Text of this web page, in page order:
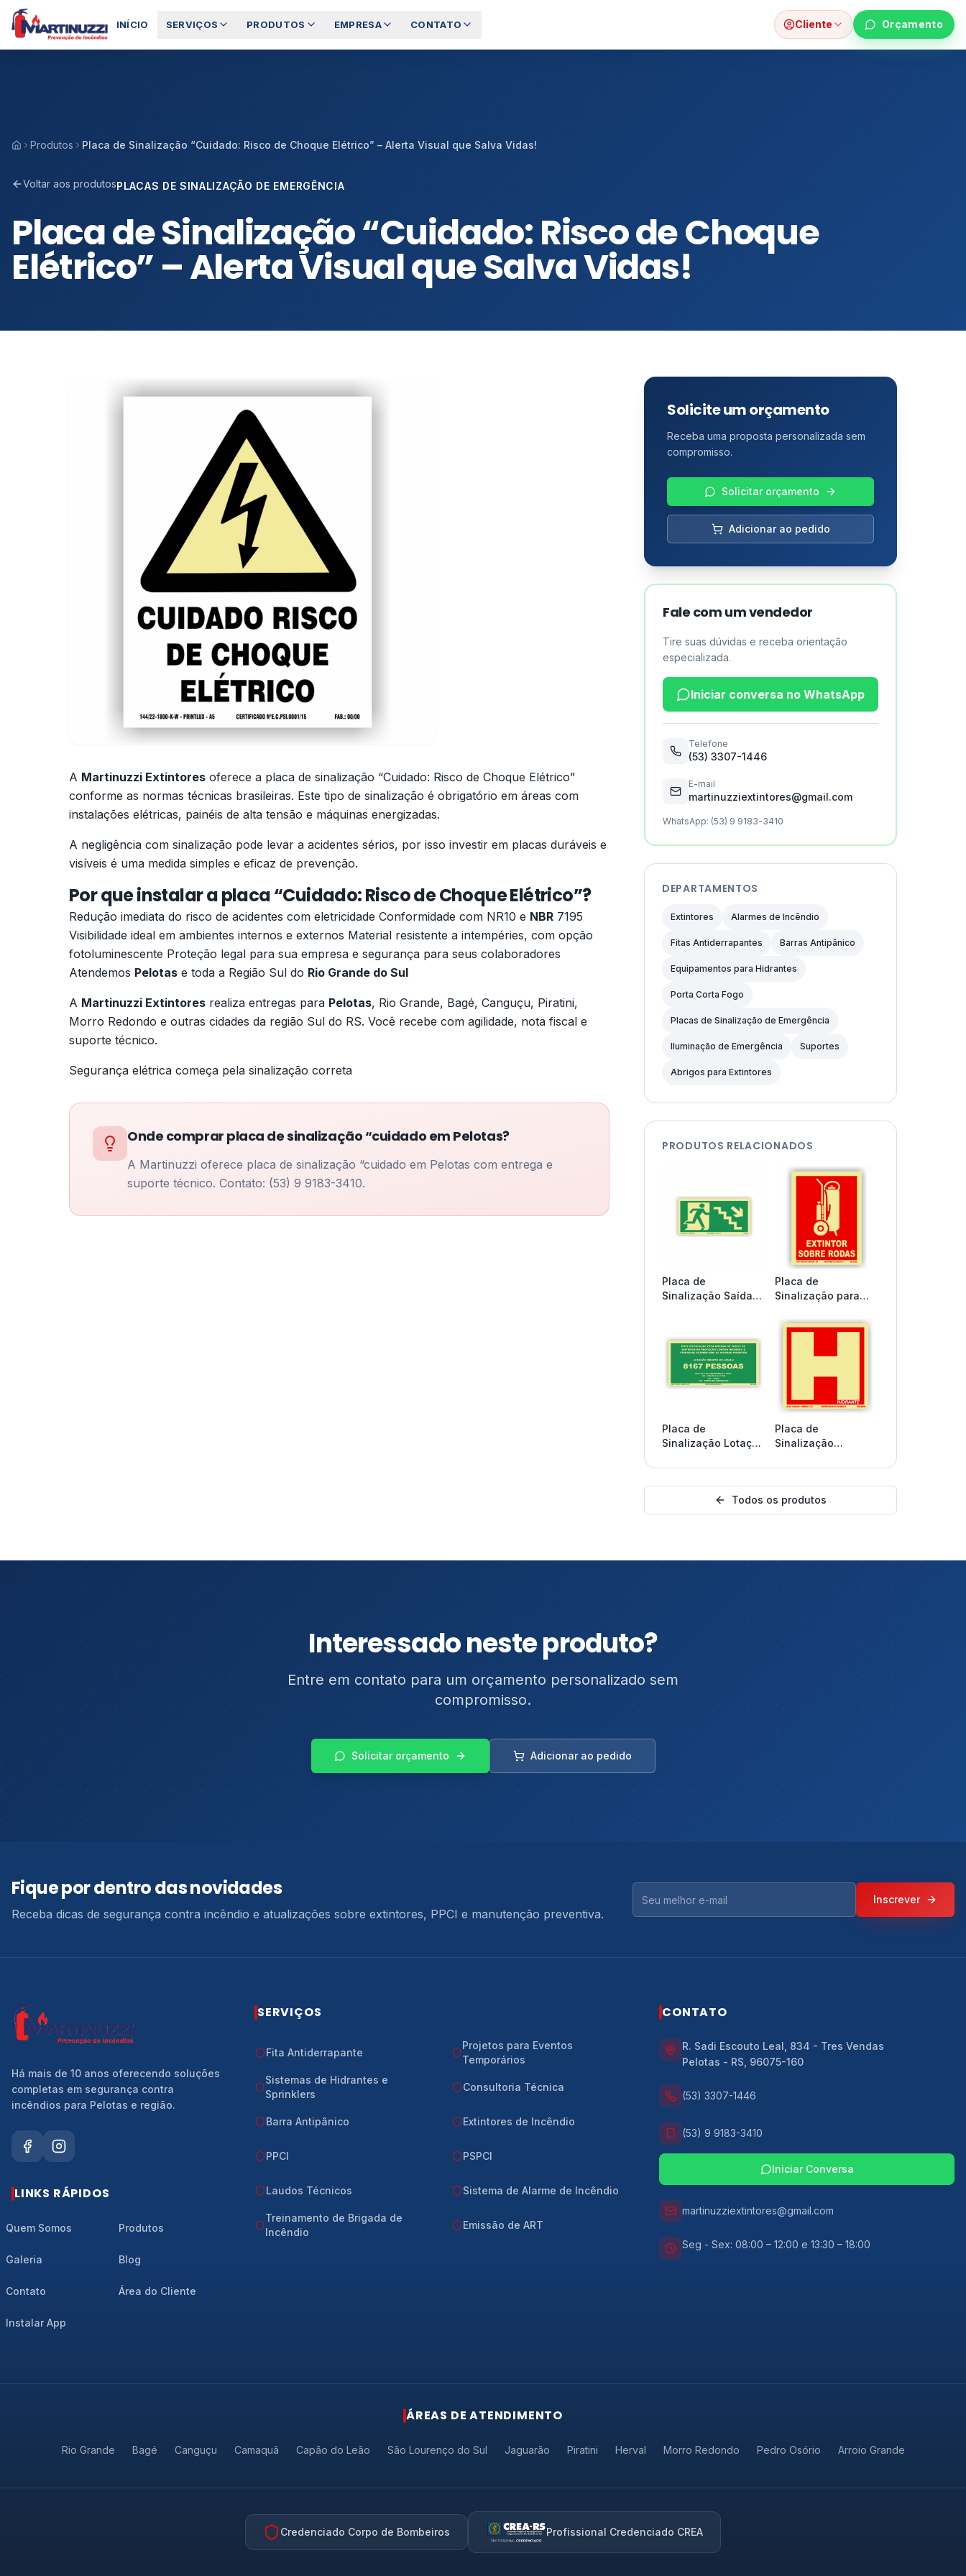
Pular para o conteúdo principal
INÍCIO SERVIÇOS PRODUTOS EMPRESA CONTATO Cliente Orçamento
Produtos Placa de Sinalização “Cuidado: Risco de Choque Elétrico” – Alerta Visual que Salva Vidas!
Voltar aos produtosPLACAS DE SINALIZAÇÃO DE EMERGÊNCIA
Placa de Sinalização “Cuidado: Risco de Choque
Elétrico” – Alerta Visual que Salva Vidas!
A Martinuzzi Extintores oferece a placa de sinalização “Cuidado: Risco de Choque Elétrico”
conforme as normas técnicas brasileiras. Este tipo de sinalização é obrigatório em áreas com
instalações elétricas, painéis de alta tensão e máquinas energizadas.
A negligência com sinalização pode levar a acidentes sérios, por isso investir em placas duráveis e
visíveis é uma medida simples e eficaz de prevenção.
Por que instalar a placa “Cuidado: Risco de Choque Elétrico”?
Redução imediata do risco de acidentes com eletricidade Conformidade com NR10 e NBR 7195
Visibilidade ideal em ambientes internos e externos Material resistente a intempéries, com opção
fotoluminescente Proteção legal para sua empresa e segurança para seus colaboradores
Atendemos Pelotas e toda a Região Sul do Rio Grande do Sul
A Martinuzzi Extintores realiza entregas para Pelotas, Rio Grande, Bagé, Canguçu, Piratini,
Morro Redondo e outras cidades da região Sul do RS. Você recebe com agilidade, nota fiscal e
suporte técnico.
Segurança elétrica começa pela sinalização correta
Onde comprar placa de sinalização “cuidado em Pelotas?
A Martinuzzi oferece placa de sinalização “cuidado em Pelotas com entrega e
suporte técnico. Contato: (53) 9 9183-3410.
Solicite um orçamento
Receba uma proposta personalizada sem
compromisso.
Solicitar orçamento
Adicionar ao pedido
Fale com um vendedor
Tire suas dúvidas e receba orientação
especializada.
Iniciar conversa no WhatsApp
Telefone
(53) 3307-1446
E-mail
martinuzziextintores@gmail.com
WhatsApp: (53) 9 9183-3410
DEPARTAMENTOS
Extintores Alarmes de Incêndio
Fitas Antiderrapantes Barras Antipânico
Equipamentos para Hidrantes
Porta Corta Fogo
Placas de Sinalização de Emergência
Iluminação de Emergência Suportes
Abrigos para Extintores
PRODUTOS RELACIONADOS
Placa de
Sinalização Saída
de Fuga
Placa de
Sinalização para
Rodas: Segurança
Placa de
Sinalização Lotação
Segurança e
Conformidade
Placa de
Sinalização
Segurança Contra
Incêndios
Todos os produtos
Interessado neste produto?
Entre em contato para um orçamento personalizado sem
compromisso.
Solicitar orçamento Adicionar ao pedido
Fique por dentro das novidades
Receba dicas de segurança contra incêndio e atualizações sobre extintores, PPCI e manutenção preventiva.
Inscrever
Há mais de 10 anos oferecendo soluções
completas em segurança contra
incêndios para Pelotas e região.
LINKS RÁPIDOS
Quem Somos Produtos
Galeria Blog
Contato Área do Cliente
Instalar App
SERVIÇOS
Fita Antiderrapante
Projetos para Eventos
Temporários
Sistemas de Hidrantes e
Sprinklers
Consultoria Técnica
Barra Antipânico Extintores de Incêndio
PPCI PSPCI
Laudos Técnicos Sistema de Alarme de Incêndio
Treinamento de Brigada de
Incêndio
Emissão de ART
CONTATO
R. Sadi Escouto Leal, 834 - Tres Vendas
Pelotas - RS 96075-160
(53) 3307-1446
(53) 9 9183-3410
Iniciar Conversa
martinuzziextintores@gmail.com
Seg - Sex: 08:00 – 12:00 e 13:30 – 18:00
ÁREAS DE ATENDIMENTO
Rio Grande Bagé Canguçu Camaquã Capão do Leão São Lourenço do Sul Jaguarão Piratini Herval Morro Redondo Pedro Osório Arroio Grande
Credenciado Corpo de Bombeiros Profissional Credenciado CREA
NOME *
WHATSAPP *
COMO PODEMOS AJUDAR? *